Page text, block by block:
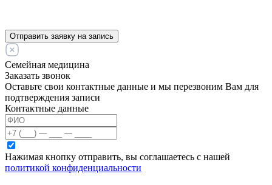
Отправить заявку на запись
Семейная медицина
Заказать звонок
Оставьте свои контактные данные и мы перезвоним Вам для
подтверждения записи
Контактные данные
Нажимая кнопку отправить, вы соглашаетесь с нашей
политикой конфиденциальности